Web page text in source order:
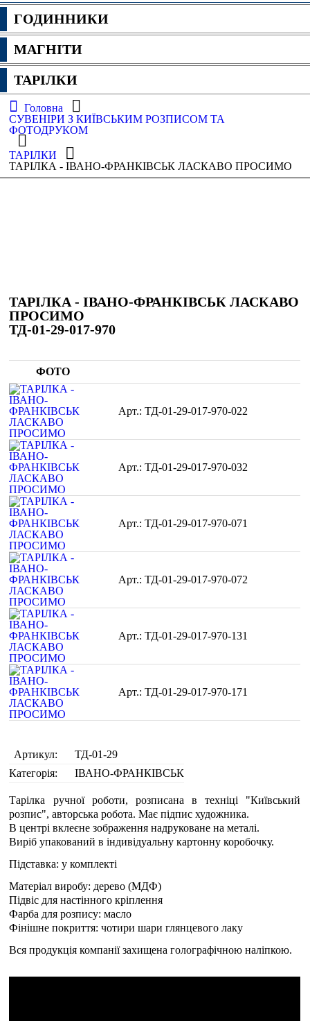
ГОДИННИКИ
МАГНІТИ
ТАРІЛКИ
Головна
СУВЕНІРИ З КИЇВСЬКИМ РОЗПИСОМ ТА
ФОТОДРУКОМ
ТАРІЛКИ
ТАРІЛКА - ІВАНО-ФРАНКІВСЬК ЛАСКАВО ПРОСИМО
ТАРІЛКА - ІВАНО-ФРАНКІВСЬК ЛАСКАВО
ПРОСИМО
ТД-01-29-017-970
ФОТО
ТД-01-29-017-970-022
ТД-01-29-017-970-032
ТД-01-29-017-970-071
ТД-01-29-017-970-072
ТД-01-29-017-970-131
ТД-01-29-017-970-171
Артикул:
ТД-01-29
Категорія:
ІВАНО-ФРАНКІВСЬК
Тарілка ручної роботи, розписана в техніці "Київський
розпис", авторська робота. Має підпис художника.
В центрі вклеєне зображення надруковане на металі.
Виріб упакований в індивідуальну картонну коробочку.
Підставка: у комплекті
Матеріал виробу: дерево (МДФ)
Підвіс для настінного кріплення
Фарба для розпису: масло
Фінішне покриття: чотири шари глянцевого лаку
Вся продукція компанії захищена голографічною наліпкою.